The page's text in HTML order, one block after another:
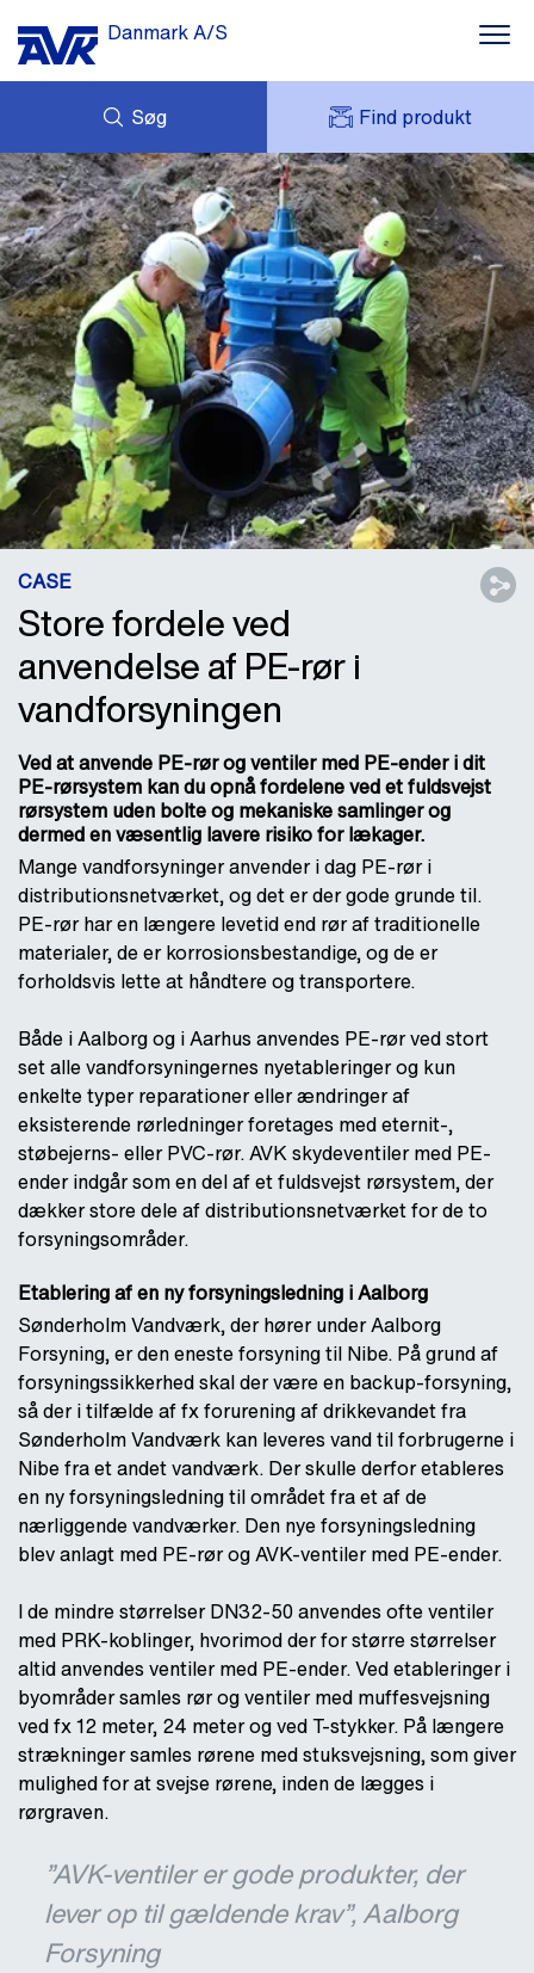
Danmark A/S
Søg Find produkt
NYHEDER
DOWNLOADS
CASES
OM OS
KONTAKT OS
FORESPØRG
MIT AVK
AVK HOLDING (GROUP)
PRISLISTE
CASE
Store fordele ved
anvendelse af PE-rør i
vandforsyningen
Ved at anvende PE-rør og ventiler med PE-ender i dit
PE-rørsystem kan du opnå fordelene ved et fuldsvejst
rørsystem uden bolte og mekaniske samlinger og
dermed en væsentlig lavere risiko for lækager.
Mange vandforsyninger anvender i dag PE-rør i
distributionsnetværket, og det er der gode grunde til.
PE-rør har en længere levetid end rør af traditionelle
materialer, de er korrosionsbestandige, og de er
forholdsvis lette at håndtere og transportere.
Både i Aalborg og i Aarhus anvendes PE-rør ved stort
set alle vandforsyningernes nyetableringer og kun
enkelte typer reparationer eller ændringer af
eksisterende rørledninger foretages med eternit-,
støbejerns- eller PVC-rør. AVK skydeventiler med PE-
ender indgår som en del af et fuldsvejst rørsystem, der
dækker store dele af distributionsnetværket for de to
forsyningsområder.
Etablering af en ny forsyningsledning i Aalborg
Sønderholm Vandværk, der hører under Aalborg
Forsyning, er den eneste forsyning til Nibe. På grund af
forsyningssikkerhed skal der være en backup-forsyning,
så der i tilfælde af fx forurening af drikkevandet fra
Sønderholm Vandværk kan leveres vand til forbrugerne i
Nibe fra et andet vandværk. Der skulle derfor etableres
en ny forsyningsledning til området fra et af de
nærliggende vandværker. Den nye forsyningsledning
blev anlagt med PE-rør og AVK-ventiler med PE-ender.
I de mindre størrelser DN32-50 anvendes ofte ventiler
med PRK-koblinger, hvorimod der for større størrelser
altid anvendes ventiler med PE-ender. Ved etableringer i
byområder samles rør og ventiler med muffesvejsning
ved fx 12 meter, 24 meter og ved T-stykker. På længere
strækninger samles rørene med stuksvejsning, som giver
mulighed for at svejse rørene, inden de lægges i
rørgraven.
”AVK-ventiler er gode produkter, der
lever op til gældende krav”, Aalborg
Forsyning